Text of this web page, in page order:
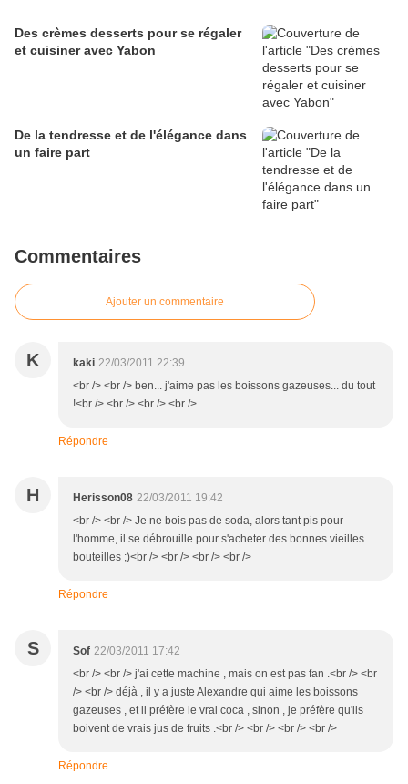
Des crèmes desserts pour se régaler
et cuisiner avec Yabon
De la tendresse et de l'élégance dans
un faire part
Commentaires
Ajouter un commentaire
K kaki 22/03/2011 22:39
<br /> <br /> ben... j'aime pas les boissons gazeuses... du tout
!<br /> <br /> <br /> <br />
Répondre
H Herisson08 22/03/2011 19:42
<br /> <br /> Je ne bois pas de soda, alors tant pis pour
l'homme, il se débrouille pour s'acheter des bonnes vieilles
bouteilles ;)<br /> <br /> <br /> <br />
Répondre
S Sof 22/03/2011 17:42
<br /> <br /> j'ai cette machine , mais on est pas fan .<br /> <br
/> <br /> déjà , il y a juste Alexandre qui aime les boissons
gazeuses , et il préfère le vrai coca , sinon , je préfère qu'ils
boivent de vrais jus de fruits .<br /> <br /> <br /> <br />
Répondre